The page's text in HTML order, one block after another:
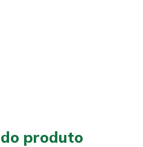
produto